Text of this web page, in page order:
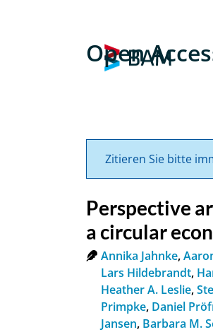
Open
Zitieren Sie bitte
Perspective
a circular
Annika Jahnke,
Lars Hildebrandt,
Heather A. Leslie,
Primpke, Daniel
Jansen, Barbara M.